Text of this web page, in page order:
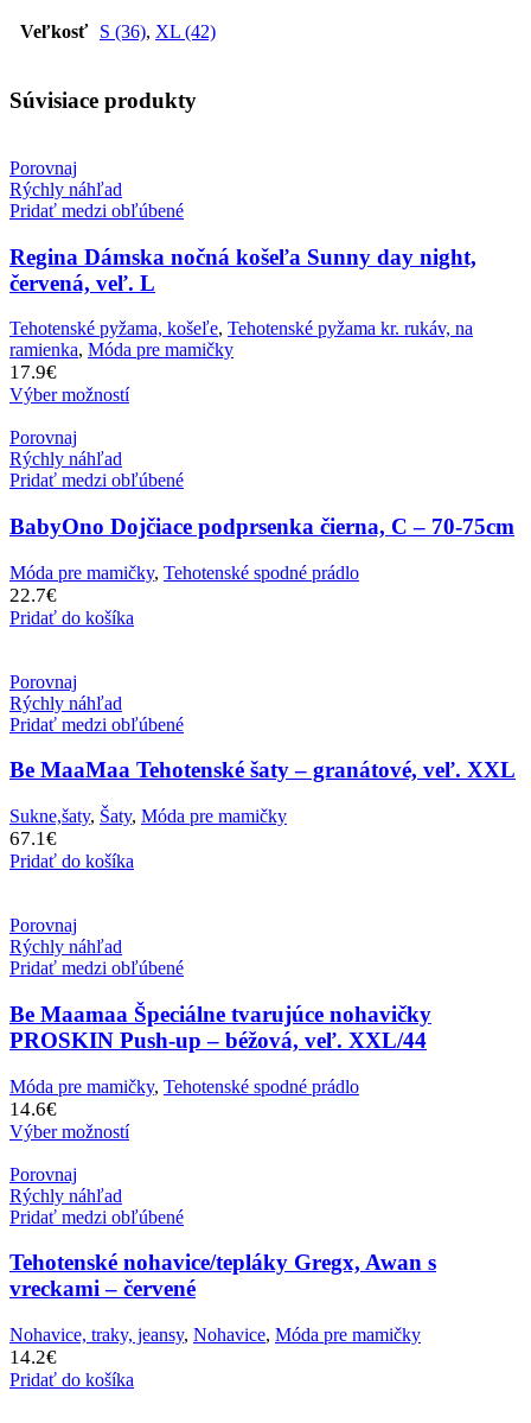
Veľkosť S (36), XL (42)
Súvisiace produkty
Porovnaj
Rýchly náhľad
Pridať medzi obľúbené
Regina Dámska nočná košeľa Sunny day night,
červená, veľ. L
Tehotenské pyžama, košeľe, Tehotenské pyžama kr. rukáv, na
ramienka, Móda pre mamičky
17.9€
Výber možností
Porovnaj
Rýchly náhľad
Pridať medzi obľúbené
BabyOno Dojčiace podprsenka čierna, C – 70-75cm
Móda pre mamičky, Tehotenské spodné prádlo
22.7€
Pridať do košíka
Porovnaj
Rýchly náhľad
Pridať medzi obľúbené
Be MaaMaa Tehotenské šaty – granátové, veľ. XXL
Sukne,šaty, Šaty, Móda pre mamičky
67.1€
Pridať do košíka
Porovnaj
Rýchly náhľad
Pridať medzi obľúbené
Be Maamaa Špeciálne tvarujúce nohavičky
PROSKIN Push-up – béžová, veľ. XXL/44
Móda pre mamičky, Tehotenské spodné prádlo
14.6€
Výber možností
Porovnaj
Rýchly náhľad
Pridať medzi obľúbené
Tehotenské nohavice/tepláky Gregx, Awan s
vreckami – červené
Nohavice, traky, jeansy, Nohavice, Móda pre mamičky
14.2€
Pridať do košíka